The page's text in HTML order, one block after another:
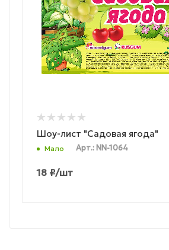
Шоу-лист "Садовая ягода"
Мало Арт.: NN-1064
18 ₽/шт